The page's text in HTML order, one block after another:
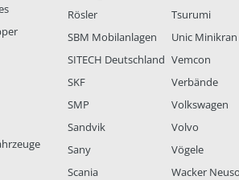
Rösler
SBM Mobilanlagen
SITECH Deutschland
SKF
SMP
Sandvik
Sany
Scania
Tsurumi
Unic Minikran
Vemcon
Verbände
Volkswagen
Volvo
Vögele
Wacker